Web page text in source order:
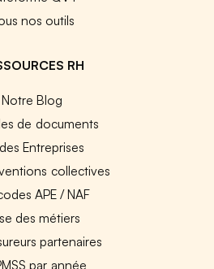
nos outils
RH
Notre Blog
de documents
Entreprises
collectives
APE / NAF
des métiers
partenaires
par année